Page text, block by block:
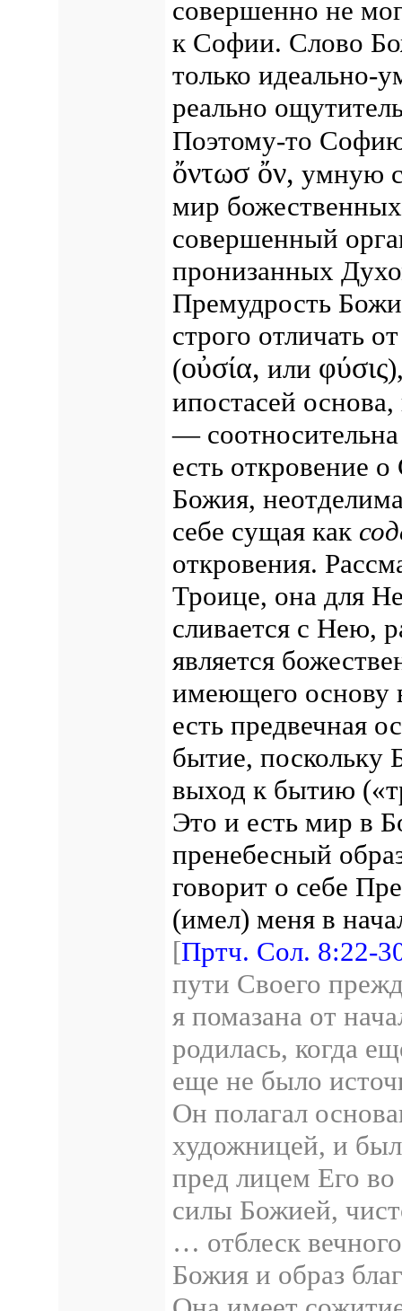
совершенно не
к Софии. Слово
только идеально-
реально
Поэтому-то
ὄντωσ ὄν, умную
мир божественных
совершенный
пронизанных
Премудрость
строго отличать
(οὐσία, или φύσις
ипостасей
—
есть откровение
Божия,
себе сущая как
откровения.
Троице, она для
сливается с Нею,
является
имеющего основу
есть предвечная
бытие, поскольку
выход к бытию
Это и есть мир в
пренебесный
говорит о себе
(имел) меня в
[Пртч. Сол. 8:22-
пути Своего
я помазана от
родилась, когда
еще не было
Он полагал
художницей, и
пред лицем Его
силы Божией,
… отблеск
Божия и образ